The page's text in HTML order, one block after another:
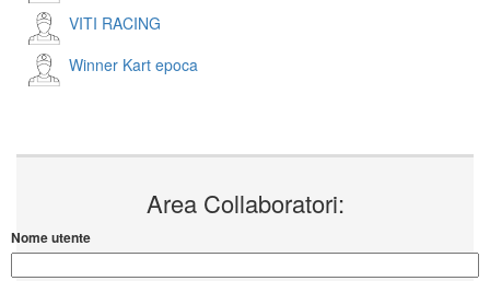
VITI RACING
Winner Kart epoca
Area Collaboratori:
Nome utente